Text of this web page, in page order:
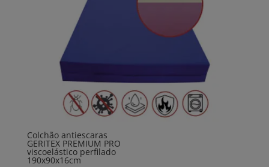
Colchão antiescaras
GERITEX PREMIUM PRO
viscoelástico perfilado
190x90x16cm